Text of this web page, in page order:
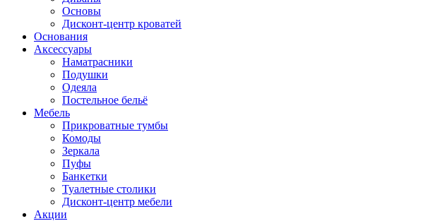
Основы
Дисконт-центр кроватей
Основания
Аксессуары
Наматрасники
Подушки
Одеяла
Постельное бельё
Мебель
Прикроватные тумбы
Комоды
Зеркала
Пуфы
Банкетки
Туалетные столики
Дисконт-центр мебели
Акции